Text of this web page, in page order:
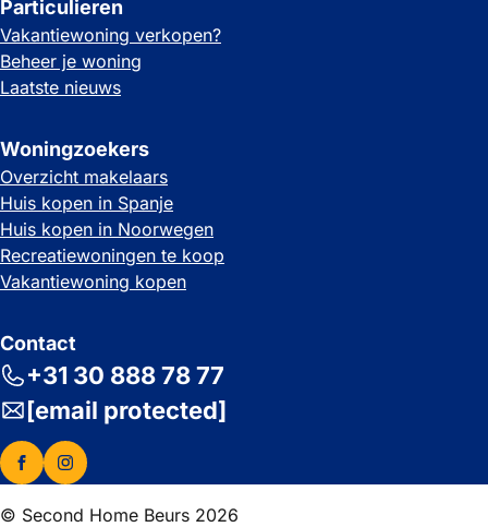
Particulieren
Vakantiewoning verkopen?
Beheer je woning
Laatste nieuws
Woningzoekers
Overzicht makelaars
Huis kopen in Spanje
Huis kopen in Noorwegen
Recreatiewoningen te koop
Vakantiewoning kopen
Contact
+31 30 888 78 77
[email protected]
© Second Home Beurs 2026